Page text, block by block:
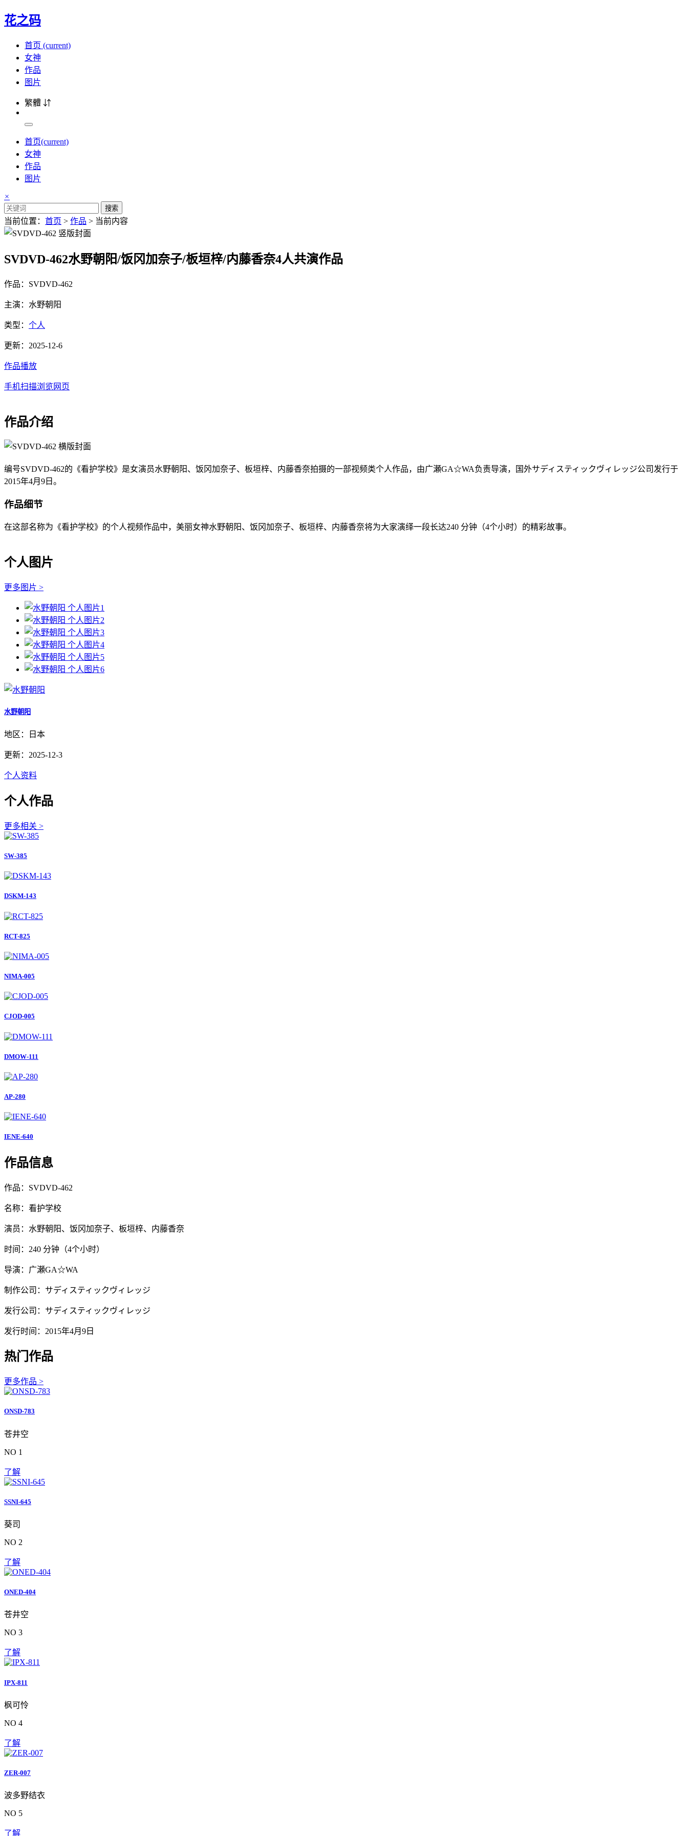
花之码
首页 (current)
女神
作品
图片
繁體 ⇵
首页(current)
女神
作品
图片
×
搜索
当前位置： 首页 > 作品 > 当前内容
SVDVD-462水野朝阳/饭冈加奈子/板垣梓/内藤香奈4人共演作品
作品：SVDVD-462
主演：水野朝阳
类型： 个人
更新：2025-12-6
作品播放
手机扫描浏览网页
作品介绍
编号SVDVD-462的《看护学校》是女演员水野朝阳、饭冈加奈子、板垣梓、内藤香奈拍摄的一部视频类个人作品，由广瀬GA☆WA负责导演，国外サディスティックヴィレッジ公司发行于
2015年4月9日。
作品细节
在这部名称为《看护学校》的个人视频作品中，美丽女神水野朝阳、饭冈加奈子、板垣梓、内藤香奈将为大家演绎一段长达240 分钟（4个小时）的精彩故事。
个人图片
更多图片 >
水野朝阳
地区：日本
更新：2025-12-3
个人资料
个人作品
更多相关 >
SW-385
DSKM-143
RCT-825
NIMA-005
CJOD-005
DMOW-111
AP-280
IENE-640
作品信息
作品：SVDVD-462
名称：看护学校
演员：水野朝阳、饭冈加奈子、板垣梓、内藤香奈
时间：240 分钟（4个小时）
导演：广瀬GA☆WA
制作公司：サディスティックヴィレッジ
发行公司：サディスティックヴィレッジ
发行时间：2015年4月9日
热门作品
更多作品 >
ONSD-783
苍井空
NO 1
了解
SSNI-645
葵司
NO 2
了解
ONED-404
苍井空
NO 3
了解
IPX-811
枫可怜
NO 4
了解
ZER-007
波多野结衣
NO 5
了解